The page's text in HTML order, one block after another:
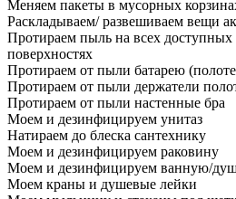
Меняем пакеты в мусорных
Раскладываем/ развешиваем вещи
Протираем пыль на всех
поверхностях
Протираем от пыли батарею
Протираем от пыли держатели
Протираем от пыли настенные бра
Моем и дезинфицируем унитаз
Натираем до блеска сантехнику
Моем и дезинфицируем раковину
Моем и дезинфицируем ванную/
Моем краны и душевые лейки